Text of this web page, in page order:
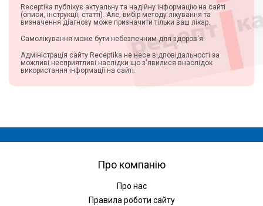
Receptika публікує актуальну та надійну інформацію на сайті
(описи, інструкції, статті). Але, вибір методу лікування та
визначення діагнозу може призначити тільки ваш лікар.
Самолікування може бути небезпечним для здоров'я.
Адміністрація сайту Receptika не несе відповідальності за
можливі несприятливі наслідки що з'явилися внаслідок
використання інформації на сайті.
Про компанію
Про нас
Правила роботи сайту